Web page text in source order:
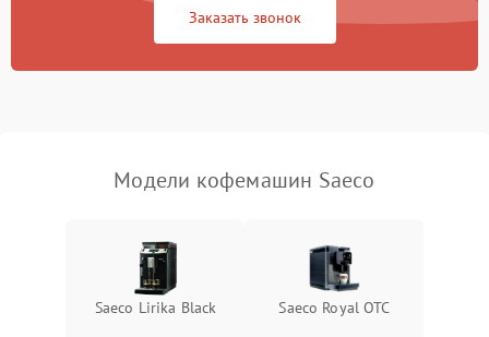
Заказать звонок
Модели кофемашин Saeco
Saeco Lirika Black Saeco Royal OTC